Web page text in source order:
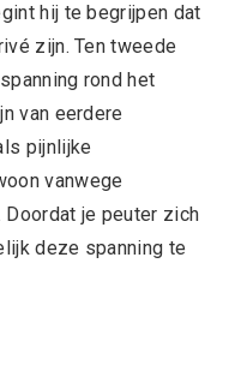
hij te begrijpen dat
zijn. Ten tweede
rond het
van eerdere
pijnlijke
vanwege
je peuter zich
deze spanning te